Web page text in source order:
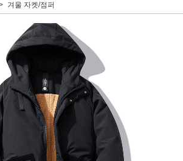
겨울 자켓/점퍼